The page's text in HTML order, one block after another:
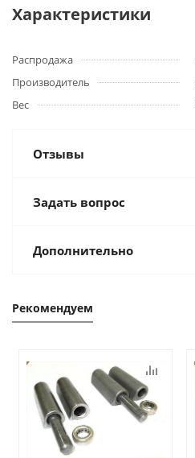
Характеристики
Распродажа
Производитель
Вес
Отзывы
Задать вопрос
Дополнительно
Рекомендуем